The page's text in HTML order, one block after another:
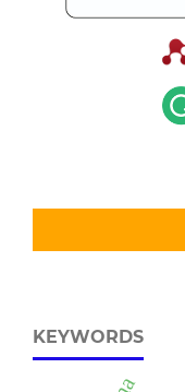
KEYWORDS